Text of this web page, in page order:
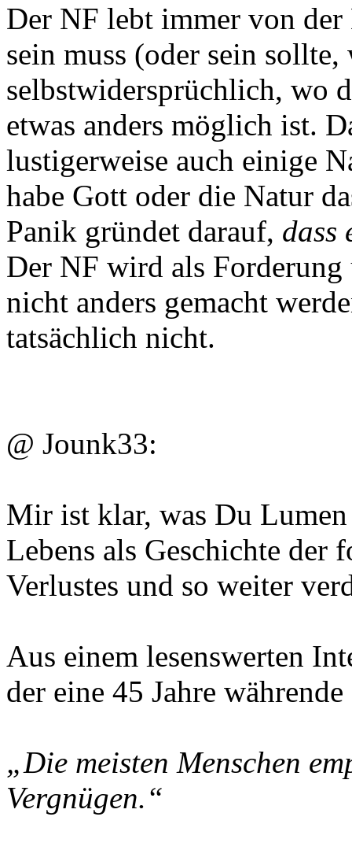
Der NF lebt immer von der
sein muss (oder sein
selbstwidersprüchlich, wo
etwas anders möglich ist.
lustigerweise auch einige
habe Gott oder die Natur
Panik gründet darauf, dass
Der NF wird als
nicht anders gemacht
tatsächlich nicht.
@ Jounk33:
Mir ist klar, was Du
Lebens als Geschichte der
Verlustes und so weiter
Aus einem lesenswerten
der eine 45 Jahre
„Die meisten Menschen
Vergnügen.“